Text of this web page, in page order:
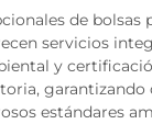
de bolsas
servicios
y
estándares